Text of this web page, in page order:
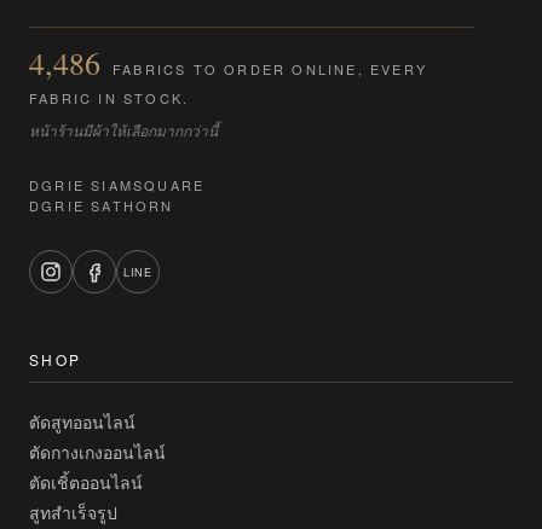
4,486
FABRICS TO ORDER ONLINE, EVERY
FABRIC IN STOCK.
หน้าร้านมีผ้าให้เลือกมากกว่านี้
DGRIE SIAMSQUARE
DGRIE SATHORN
LINE
SHOP
ตัดสูทออนไลน์
ตัดกางเกงออนไลน์
ตัดเชิ้ตออนไลน์
สูทสำเร็จรูป